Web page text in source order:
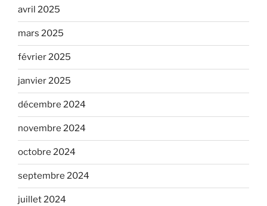
avril 2025
mars 2025
février 2025
janvier 2025
décembre 2024
novembre 2024
octobre 2024
septembre 2024
juillet 2024